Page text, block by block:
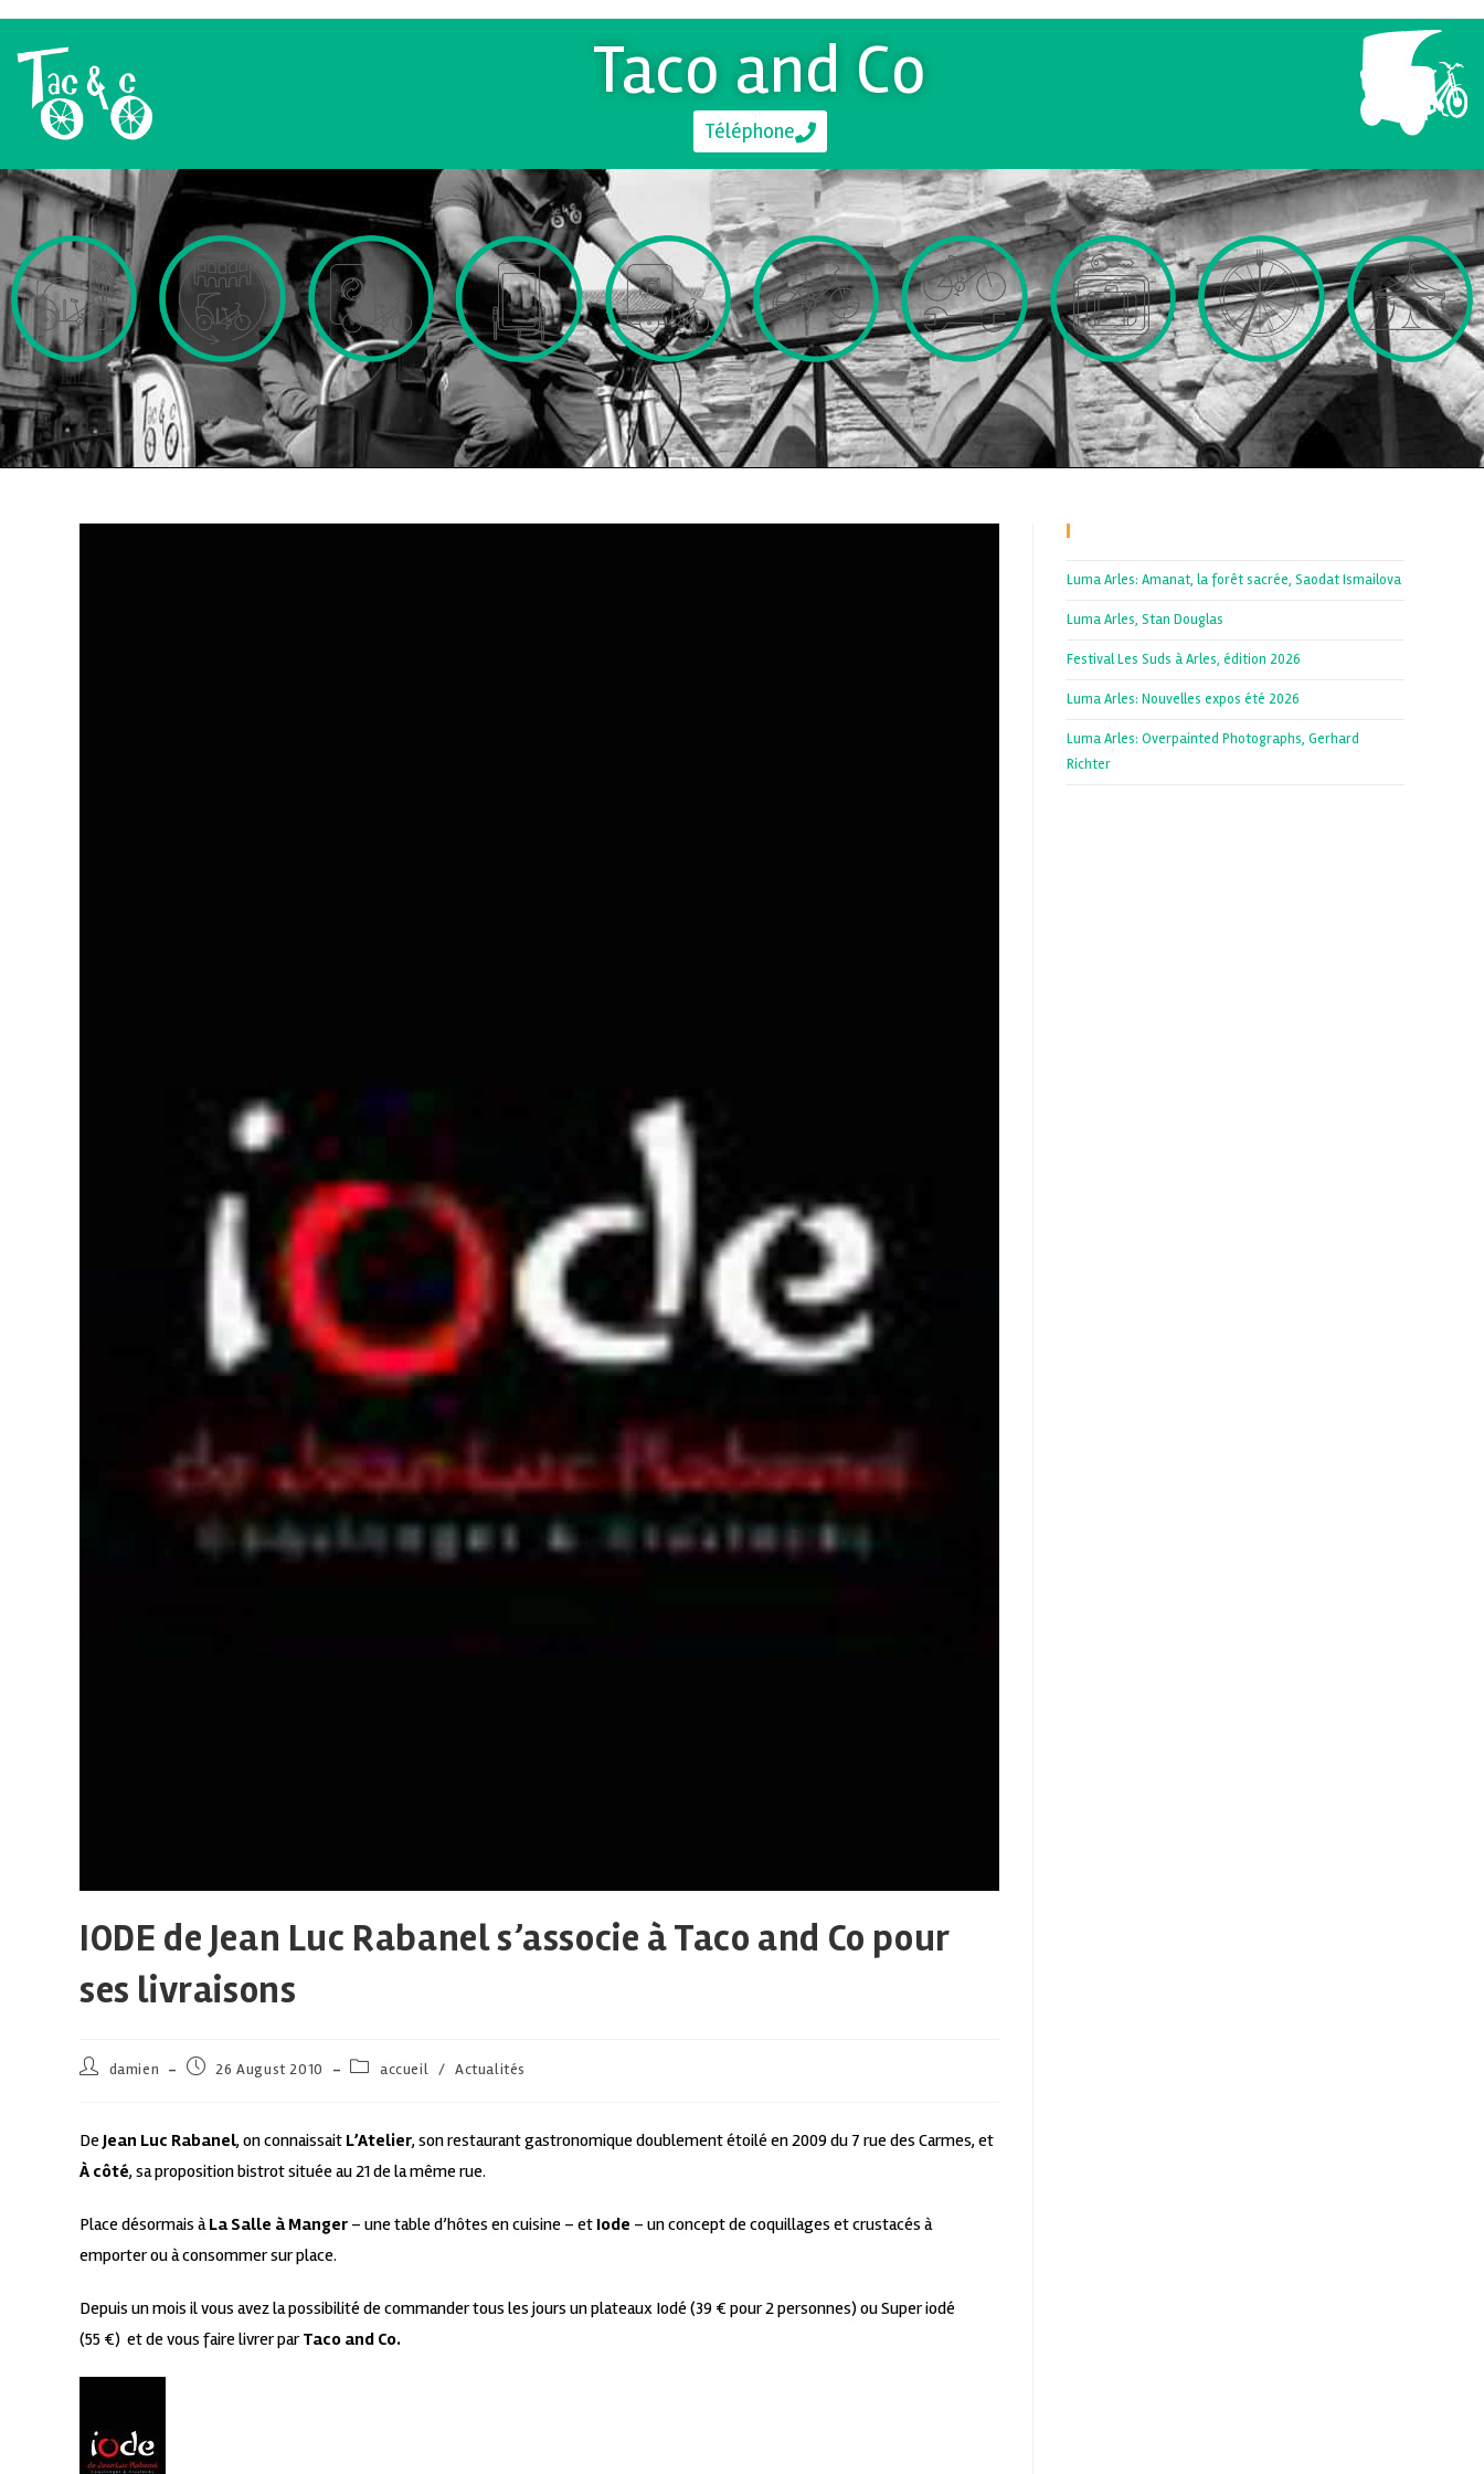
Taco and Co
Téléphone
IODE de Jean Luc Rabanel s’associe à Taco and Co pour
ses livraisons
damien 26 August 2010 accueil / Actualités
De Jean Luc Rabanel, on connaissait L’Atelier, son restaurant gastronomique doublement étoilé en 2009 du 7 rue des Carmes, et
À côté, sa proposition bistrot située au 21 de la même rue.
Place désormais àLa Salle à Manger – une table d’hôtes en cuisine – et Iode – un concept de coquillages et crustacés à
emporter ou à consommer sur place.
Depuis un mois il vous avez la possibilité de commander tous les jours un plateaux Iodé (39 € pour 2 personnes) ou Super iodé
(55 €) et de vous faire livrer par Taco and Co.
Luma Arles: Amanat, la forêt sacrée, Saodat Ismailova
Luma Arles, Stan Douglas
Festival Les Suds à Arles, édition 2026
Luma Arles: Nouvelles expos été 2026
Luma Arles: Overpainted Photographs, Gerhard
Richter